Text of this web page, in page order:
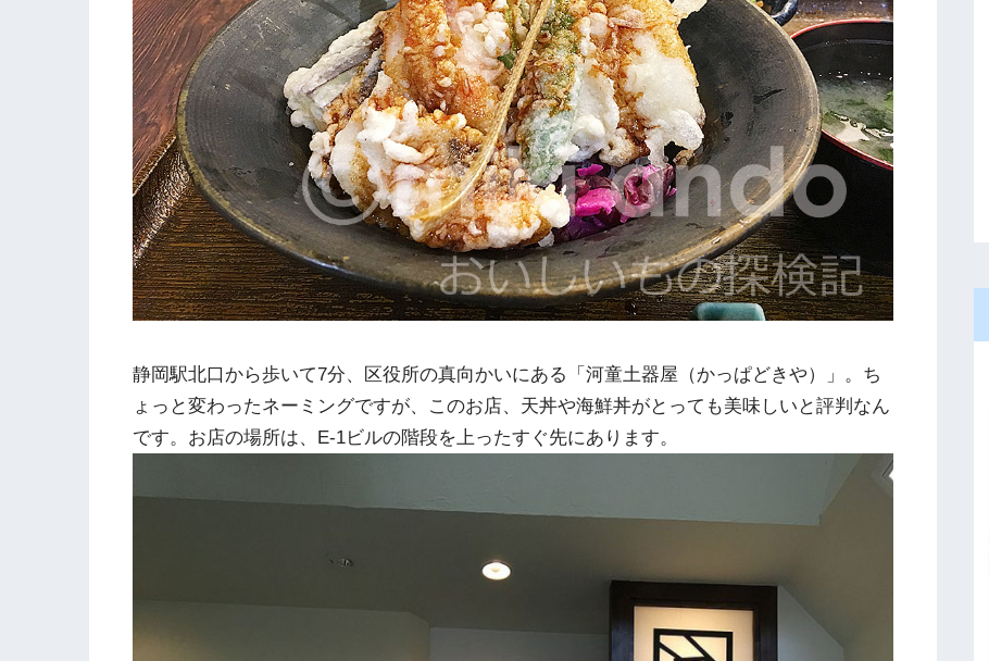
静岡駅北口から歩いて7分、区役所の真向かいにある「河童土器屋（かっぱどきや）」。ち
ょっと変わったネーミングですが、このお店、天丼や海鮮丼がとっても美味しいと評判なん
です。お店の場所は、E-1ビルの階段を上ったすぐ先にあります。